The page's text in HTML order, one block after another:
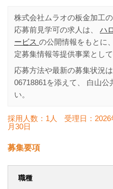
株式会社ムラオの板金加
応募前見学可の求人は、 ハ
ービス の公開情報をもとに
定募集情報等提供事業とし
応募方法や最新の募集状況
06718861 を添えて、 白山公
い。
採用人数：1人 受理日： 2026
月30日
募集要項
職種